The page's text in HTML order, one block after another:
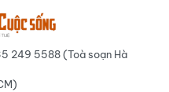
249 5588 (Toà soạn Hà